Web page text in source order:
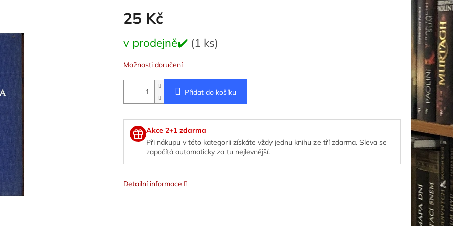
25 Kč
cena:
v prodejně✔️ (1 ks)
Možnosti doručení
Přidat do košíku
Akce 2+1 zdarma
Při nákupu v této kategorii získáte vždy jednu knihu ze tří zdarma. Sleva se
započítá automaticky za tu nejlevnější.
Detailní informace